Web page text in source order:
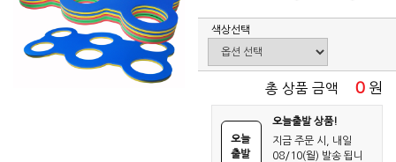
색상선택
총 상품 금액 0 원
오늘
출발
오늘출발 상품!
지금 주문 시, 내일
08/10(월) 발송 됩니